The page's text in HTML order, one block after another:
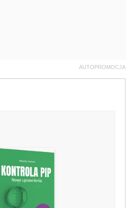
AUTOPROMOCJA